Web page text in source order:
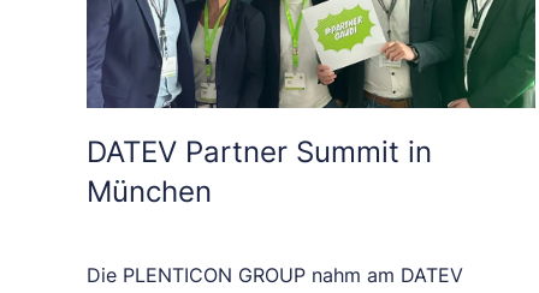
DATEV Partner Summit in
München
Die PLENTICON GROUP nahm am DATEV